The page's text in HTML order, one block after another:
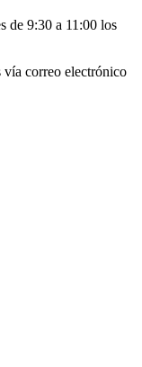
de 9:30 a 11:00 los
vía correo electrónico